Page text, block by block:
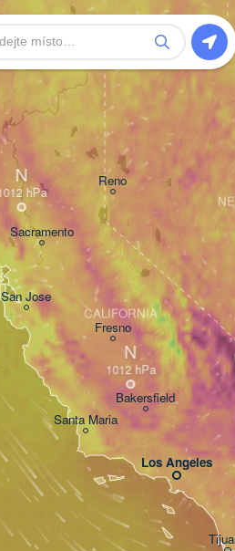
Los Angeles
San Jose
Fresno
Reno
Santa Maria
Bakersfield
Sacramento
CALIFORNIA
N
N